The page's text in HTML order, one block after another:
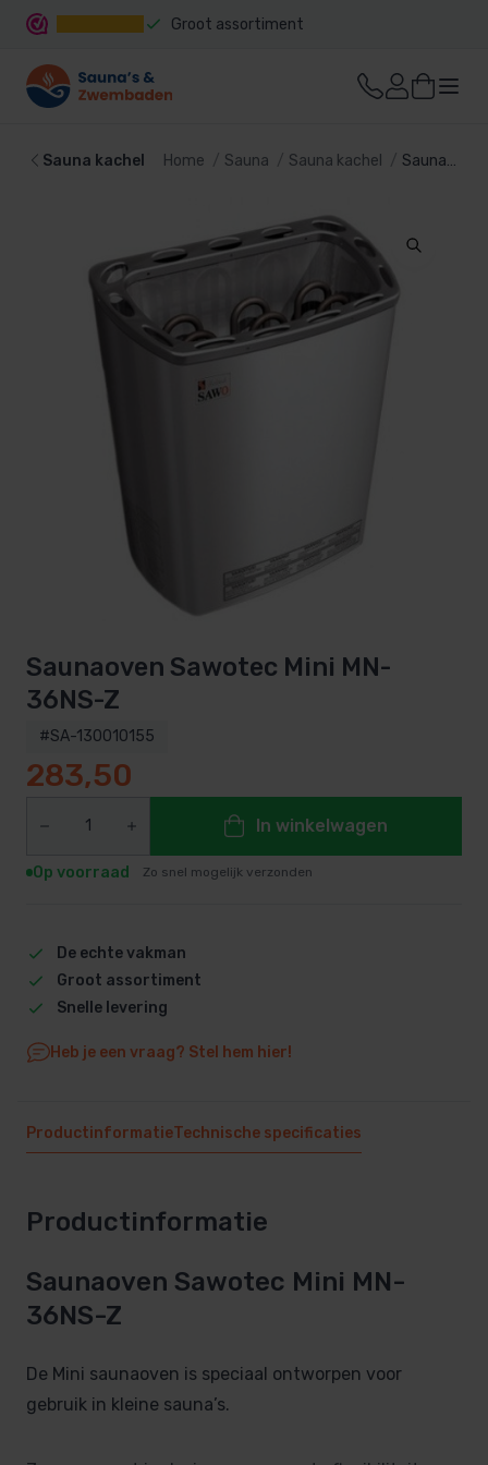
Groot assortiment
Sauna kachel Home Sauna Sauna kachel Saunaoven Sawotec Mini MN-36NS-Z
Saunaoven Sawotec Mini MN-
36NS-Z
#SA-130010155
283,50
In winkelwagen
Op voorraad Zo snel mogelijk verzonden
De echte vakman
Groot assortiment
Snelle levering
Heb je een vraag? Stel hem hier!
ProductinformatieTechnische specificaties
Productinformatie
Saunaoven Sawotec Mini MN-
36NS-Z
De Mini saunaoven is speciaal ontworpen voor
gebruik in kleine sauna’s.